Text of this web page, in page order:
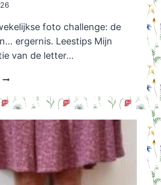
foto challenge: de
ergernis. Leestips Mijn
van de letter…
LETTER
VAN…